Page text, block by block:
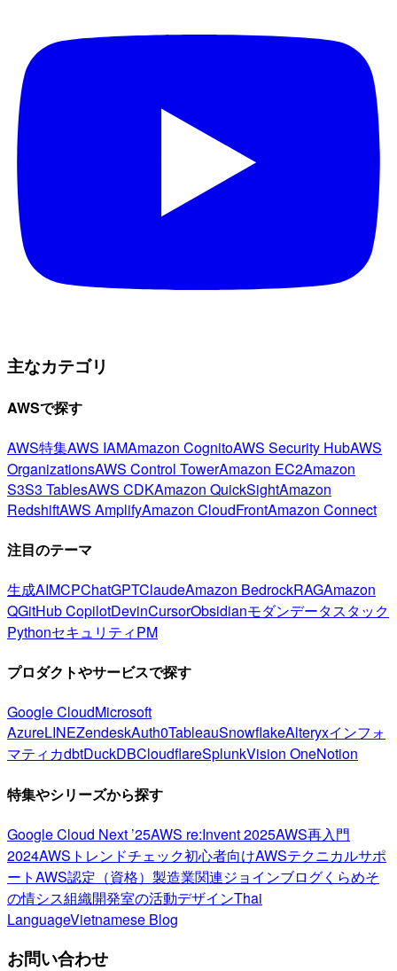
主なカテゴリ
AWSで探す
AWS特集AWS IAMAmazon CognitoAWS Security HubAWS
OrganizationsAWS Control TowerAmazon EC2Amazon
S3S3 TablesAWS CDKAmazon QuickSightAmazon
RedshiftAWS AmplifyAmazon CloudFrontAmazon Connect
注目のテーマ
生成AIMCPChatGPTClaudeAmazon BedrockRAGAmazon
QGitHub CopilotDevinCursorObsidianモダンデータスタック
PythonセキュリティPM
プロダクトやサービスで探す
Google CloudMicrosoft
AzureLINEZendeskAuth0TableauSnowflakeAlteryxインフォ
マティカdbtDuckDBCloudflareSplunkVision OneNotion
特集やシリーズから探す
Google Cloud Next ’25AWS re:Invent 2025AWS再入門
2024AWSトレンドチェック初心者向けAWSテクニカルサポ
ートAWS認定（資格） 製造業関連ジョインブログくらめそ
の情シス組織開発室の活動デザインThai
LanguageVietnamese Blog
お問い合わせ